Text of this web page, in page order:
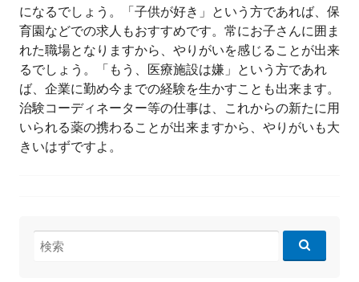
になるでしょう。「子供が好き」という方であれば、保
育園などでの求人もおすすめです。常にお子さんに囲ま
れた職場となりますから、やりがいを感じることが出来
るでしょう。「もう、医療施設は嫌」という方であれ
ば、企業に勤め今までの経験を生かすことも出来ます。
治験コーディネーター等の仕事は、これからの新たに用
いられる薬の携わることが出来ますから、やりがいも大
きいはずですよ。
検
索: